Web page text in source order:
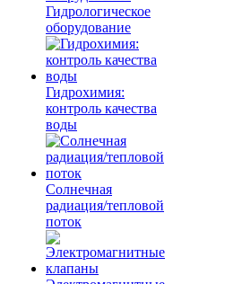
Гидрологическое
оборудование
Гидрохимия:
контроль качества
воды
Солнечная
радиация/тепловой
поток